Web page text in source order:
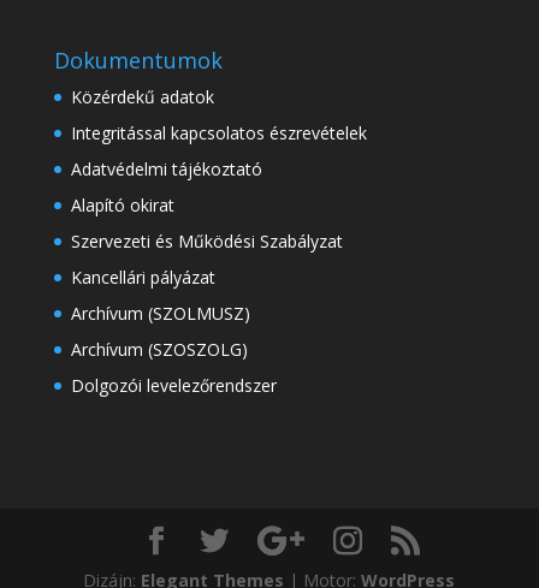
Dokumentumok
Közérdekű adatok
Integritással kapcsolatos észrevételek
Adatvédelmi tájékoztató
Alapító okirat
Szervezeti és Működési Szabályzat
Kancellári pályázat
Archívum (SZOLMUSZ)
Archívum (SZOSZOLG)
Dolgozói levelezőrendszer
Dizájn: Elegant Themes | Motor:WordPress